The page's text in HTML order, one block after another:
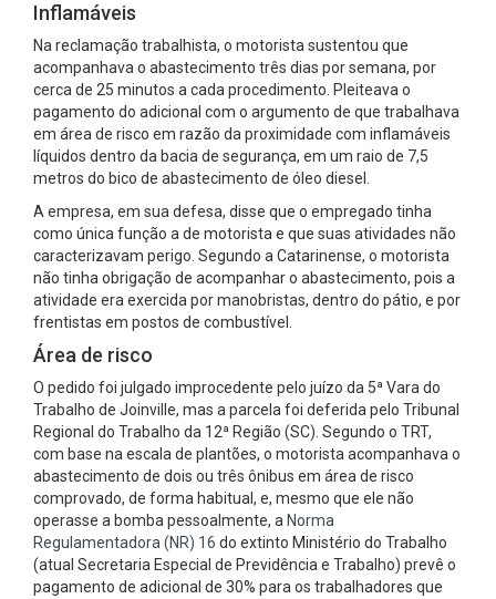
Inflamáveis
Na reclamação trabalhista, o motorista sustentou que
acompanhava o abastecimento três dias por semana, por
cerca de 25 minutos a cada procedimento. Pleiteava o
pagamento do adicional com o argumento de que trabalhava
em área de risco em razão da proximidade com inflamáveis
líquidos dentro da bacia de segurança, em um raio de 7,5
metros do bico de abastecimento de óleo diesel.
A empresa, em sua defesa, disse que o empregado tinha
como única função a de motorista e que suas atividades não
caracterizavam perigo. Segundo a Catarinense, o motorista
não tinha obrigação de acompanhar o abastecimento, pois a
atividade era exercida por manobristas, dentro do pátio, e por
frentistas em postos de combustível.
Área de risco
O pedido foi julgado improcedente pelo juízo da 5ª Vara do
Trabalho de Joinville, mas a parcela foi deferida pelo Tribunal
Regional do Trabalho da 12ª Região (SC). Segundo o TRT,
com base na escala de plantões, o motorista acompanhava o
abastecimento de dois ou três ônibus em área de risco
comprovado, de forma habitual, e, mesmo que ele não
operasse a bomba pessoalmente, a Norma
Regulamentadora (NR) 16 do extinto Ministério do Trabalho
(atual Secretaria Especial de Previdência e Trabalho) prevê o
pagamento de adicional de 30% para os trabalhadores que